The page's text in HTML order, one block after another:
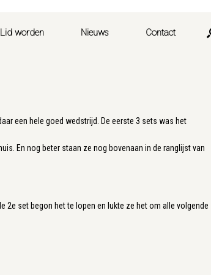
Lid worden Nieuws Contact
een hele goed wedstrijd. De eerste 3 sets was het
En nog beter staan ze nog bovenaan in de ranglijst van
2e set begon het te lopen en lukte ze het om alle volgende